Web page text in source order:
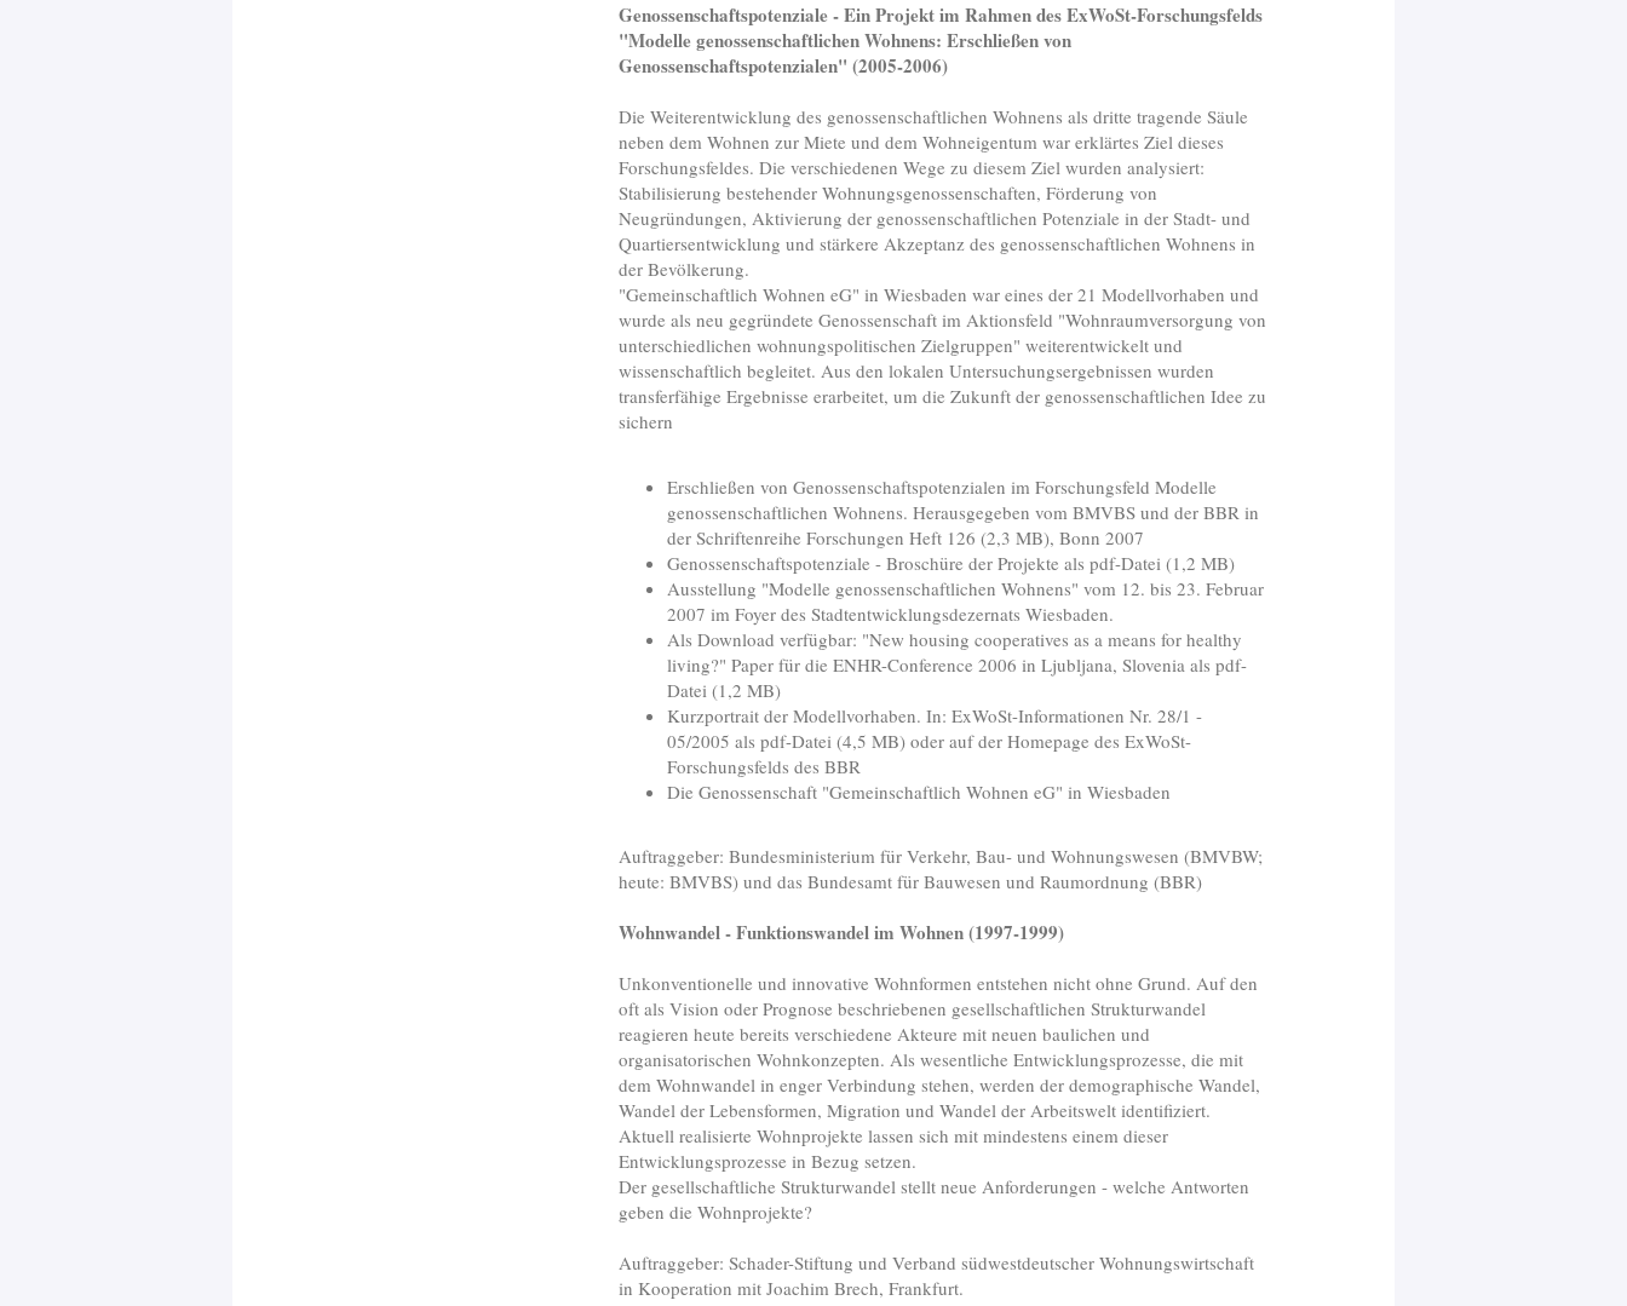
Genossenschaftspotenziale - Ein Projekt im Rahmen des ExWoSt-Forschungsfelds
"Modelle genossenschaftlichen Wohnens: Erschließen von
Genossenschaftspotenzialen" (2005-2006)
Die Weiterentwicklung des genossenschaftlichen Wohnens als dritte tragende Säule
neben dem Wohnen zur Miete und dem Wohneigentum war erklärtes Ziel dieses
Forschungsfeldes. Die verschiedenen Wege zu diesem Ziel wurden analysiert:
Stabilisierung bestehender Wohnungsgenossenschaften, Förderung von
Neugründungen, Aktivierung der genossenschaftlichen Potenziale in der Stadt- und
Quartiersentwicklung und stärkere Akzeptanz des genossenschaftlichen Wohnens in
der Bevölkerung.
"Gemeinschaftlich Wohnen eG" in Wiesbaden war eines der 21 Modellvorhaben und
wurde als neu gegründete Genossenschaft im Aktionsfeld "Wohnraumversorgung von
unterschiedlichen wohnungspolitischen Zielgruppen" weiterentwickelt und
wissenschaftlich begleitet. Aus den lokalen Untersuchungsergebnissen wurden
transferfähige Ergebnisse erarbeitet, um die Zukunft der genossenschaftlichen Idee zu
sichern
Erschließen von Genossenschaftspotenzialen im Forschungsfeld Modelle
genossenschaftlichen Wohnens. Herausgegeben vom BMVBS und der BBR in
der Schriftenreihe Forschungen Heft 126 (2,3 MB), Bonn 2007
Genossenschaftspotenziale - Broschüre der Projekte als pdf-Datei (1,2 MB)
Ausstellung "Modelle genossenschaftlichen Wohnens" vom 12. bis 23. Februar
2007 im Foyer des Stadtentwicklungsdezernats Wiesbaden.
Als Download verfügbar: "New housing cooperatives as a means for healthy
living?" Paper für die ENHR-Conference 2006 in Ljubljana, Slovenia als pdf-
Datei (1,2 MB)
Kurzportrait der Modellvorhaben. In: ExWoSt-Informationen Nr. 28/1 -
05/2005 als pdf-Datei (4,5 MB) oder auf der Homepage des ExWoSt-
Forschungsfelds des BBR
Die Genossenschaft "Gemeinschaftlich Wohnen eG" in Wiesbaden
Auftraggeber: Bundesministerium für Verkehr, Bau- und Wohnungswesen (BMVBW;
heute: BMVBS) und das Bundesamt für Bauwesen und Raumordnung (BBR)
Wohnwandel - Funktionswandel im Wohnen (1997-1999)
Unkonventionelle und innovative Wohnformen entstehen nicht ohne Grund. Auf den
oft als Vision oder Prognose beschriebenen gesellschaftlichen Strukturwandel
reagieren heute bereits verschiedene Akteure mit neuen baulichen und
organisatorischen Wohnkonzepten. Als wesentliche Entwicklungsprozesse, die mit
dem Wohnwandel in enger Verbindung stehen, werden der demographische Wandel,
Wandel der Lebensformen, Migration und Wandel der Arbeitswelt identifiziert.
Aktuell realisierte Wohnprojekte lassen sich mit mindestens einem dieser
Entwicklungsprozesse in Bezug setzen.
Der gesellschaftliche Strukturwandel stellt neue Anforderungen - welche Antworten
geben die Wohnprojekte?
Auftraggeber: Schader-Stiftung und Verband südwestdeutscher Wohnungswirtschaft
in Kooperation mit Joachim Brech, Frankfurt.